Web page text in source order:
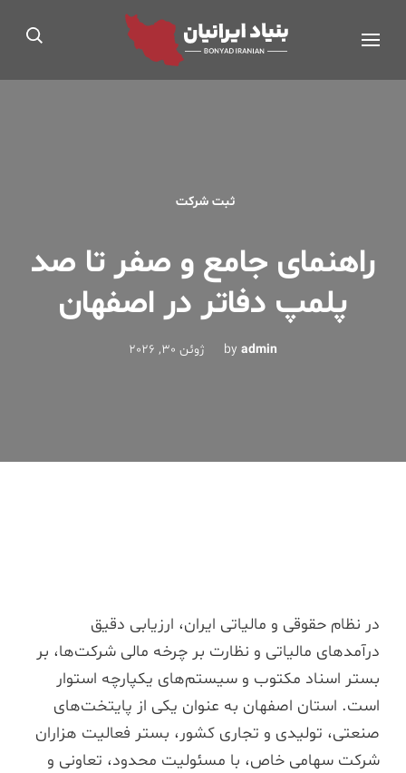
بنیاد ایرانیان®
مجوز رسمی از اداره کار، تعاون و رفاه اجتماعی
ثبت شرکت
راهنمای جامع و صفر تا صد
پلمپ دفاتر در اصفهان
byadmin ژوئن 30, 2026
در نظام حقوقی و مالیاتی ایران، ارزیابی دقیق
درآمدهای مالیاتی و نظارت بر چرخه مالی شرکت‌ها، بر
بستر اسناد مکتوب و سیستم‌های یکپارچه استوار
است. استان اصفهان به عنوان یکی از پایتخت‌های
صنعتی، تولیدی و تجاری کشور، بستر فعالیت هزاران
شرکت سهامی خاص، با مسئولیت محدود، تعاونی و